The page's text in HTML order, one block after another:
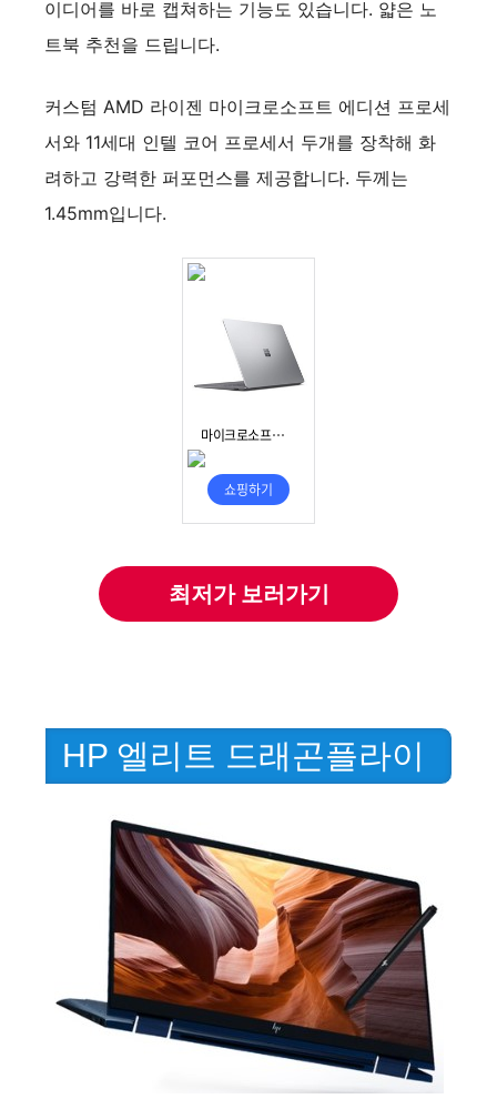
이디어를 바로 캡쳐하는 기능도 있습니다. 얇은 노
트북 추천을 드립니다.
커스텀 AMD 라이젠 마이크로소프트 에디션 프로세
서와 11세대 인텔 코어 프로세서 두개를 장착해 화
려하고 강력한 퍼포먼스를 제공합니다. 두께는
1.45mm입니다.
최저가 보러가기
HP 엘리트 드래곤플라이